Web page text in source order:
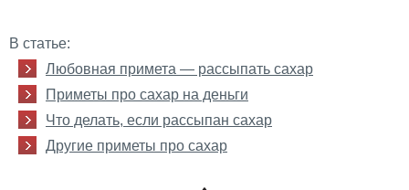
В статье:
Любовная примета — рассыпать сахар
Приметы про сахар на деньги
Что делать, если рассыпан сахар
Другие приметы про сахар